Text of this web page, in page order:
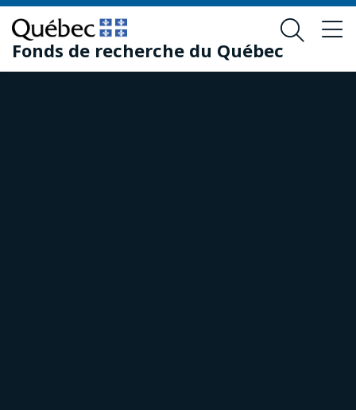
Skip
to
main
content
Skip
to
footer
Fonds de recherche du Québec